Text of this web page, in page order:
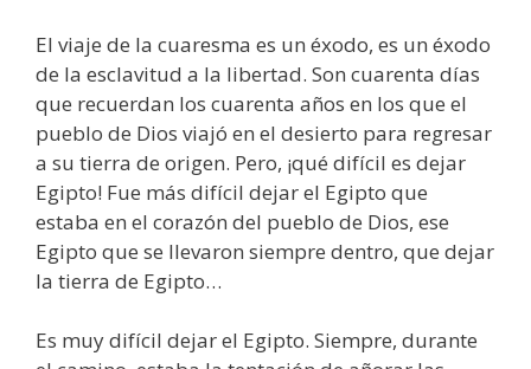
El viaje de la cuaresma es un éxodo, es un éxodo
de la esclavitud a la libertad. Son cuarenta días
que recuerdan los cuarenta años en los que el
pueblo de Dios viajó en el desierto para regresar
a su tierra de origen. Pero, ¡qué difícil es dejar
Egipto! Fue más difícil dejar el Egipto que
estaba en el corazón del pueblo de Dios, ese
Egipto que se llevaron siempre dentro, que dejar
la tierra de Egipto…
Es muy difícil dejar el Egipto. Siempre, durante